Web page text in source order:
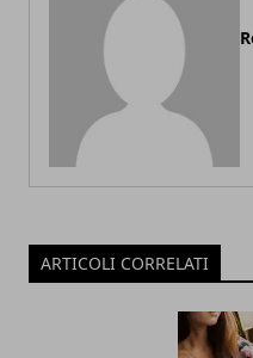
ARTICOLI CORRELATI